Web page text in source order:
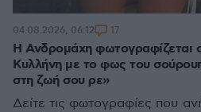
Η Ανδρομάχη φωτογραφίζεται
Κυλλήνη με το φως του
στη ζωή σου ρε»
Δείτε τις φωτογραφίες που
04.08.2026, 06:12 17